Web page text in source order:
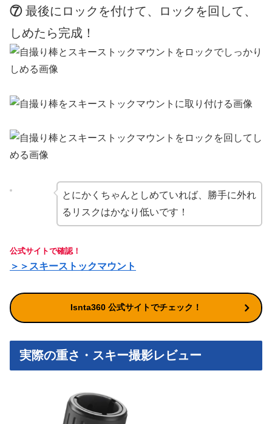
⑦ 最後にロックを付けて、ロックを回して、
しめたら完成！
とにかくちゃんとしめていれば、勝手に外れ
るリスクはかなり低いです！
公式サイトで確認！
＞＞スキーストックマウント
Isnta360 公式サイトでチェック！
実際の重さ・スキー撮影レビュー